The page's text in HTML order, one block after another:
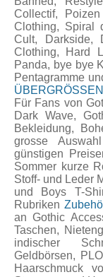
Collectif,
Clothing, Spiral
Cult, Darkside,
Clothing, Hard
Panda, bye bye
Pentagramme
ÜBERGRÖSSEN
Für Fans von
Dark Wave,
Bekleidung,
grosse
günstigen
Sommer kurze
Stoff- und Leder
und Boys T-
Rubriken
an Gothic
Taschen,
indischer
Geldbörsen,
Haarschmuck